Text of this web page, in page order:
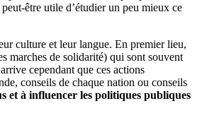
être utile d’étudier un peu mieux ce
culture et leur langue. En premier lieu,
marches de solidarité) qui sont souvent
cependant que ces actions
conseils de chaque nation ou conseils
et à influencer les politiques publiques